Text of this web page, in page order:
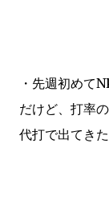
・先週初めて
だけど、打率
代打で出てき